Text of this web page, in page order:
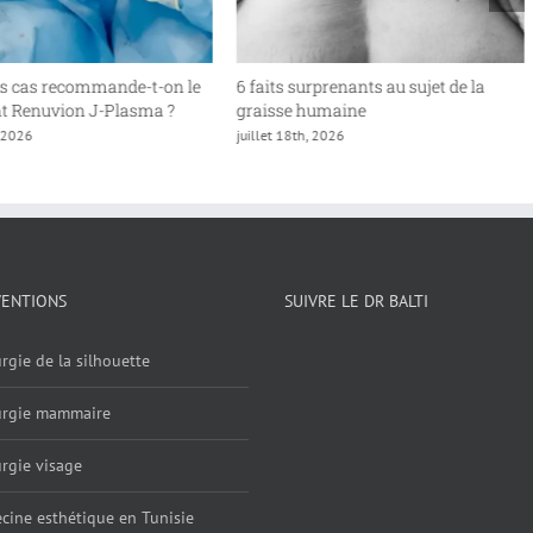
cas recommande-t-on le
Renuvion J-Plasma ?
6 faits surprenants au sujet de la
graisse humaine
juillet 18th, 2026
de la silhouette
mammaire
visage
esthétique en Tunisie
SUIVRE LE DR BALTI